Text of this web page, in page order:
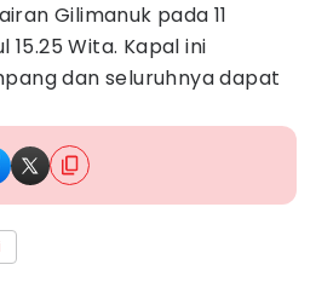
Gilimanuk pada 11
15.25 Wita. Kapal ini
dan seluruhnya dapat